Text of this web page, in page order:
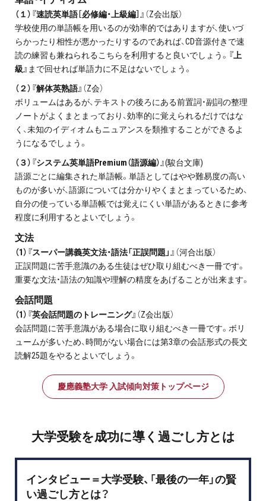
（１）『速読英単語［必修編・上級編］』 （Z会出版）
学校使用の単語帳を用いるのが効率的ではありますが、使いづ
らかったり相性が悪かったりするのであれば、CD音源付きで速
読の練習も兼ねられるこちらを利用すると良いでしょう。 『上
級』 まで回せれば単語力に不足はないでしょう。
（２）『解体英熟語』 （Z会）
ボリュームはあるが、テキストの後ろにある前置詞・副詞の整理
ノートがよくまとまっており、効率的に覚えられるだけではな
く、未知のイディオムもニュアンスを類推することができるよ
うになるでしょう。
（３）『システム英単語Premium（語源編）』(駿台文庫)
語源ごとに編集された単語帳。単語としてはやや難易度の高い
ものが多いが、語源については分かりやくまとまっているため、
自分の使っている単語帳では覚えにくい単語があるときに参考
程度に利用するとよいでしょう。
文法
（1）『スーパー講義英文法・語法「正誤問題」』 （河合出版）
正誤問題に苦手意識のある生徒はぜひ取り組むべき一冊です。
重要な文法・語法の知識や理解の精度をあげることが出来ます。
会話問題
（1）『英会話問題のトレーニング』 （Z会出版）
会話問題に苦手意識がある場合に取り組むべき一冊です。ボリ
ュームが多いため、時間がない場合には第3章の会話形式の長文
読解25題をやるとよいでしょう。
慶應義塾大学 入試傾向対策トップページ
大学受験を成功に導く過ごし方とは
インタビュー＝大学受験、「最後の一年」の賢
い過ごし方とは？